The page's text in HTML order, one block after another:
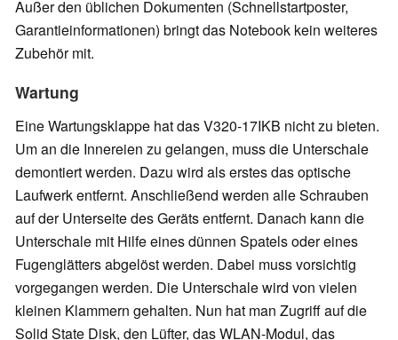
Außer den üblichen Dokumenten (Schnellstartposter,
Garantieinformationen) bringt das Notebook kein weiteres
Zubehör mit.
Wartung
Eine Wartungsklappe hat das V320-17IKB nicht zu bieten.
Um an die Innereien zu gelangen, muss die Unterschale
demontiert werden. Dazu wird als erstes das optische
Laufwerk entfernt. Anschließend werden alle Schrauben
auf der Unterseite des Geräts entfernt. Danach kann die
Unterschale mit Hilfe eines dünnen Spatels oder eines
Fugenglätters abgelöst werden. Dabei muss vorsichtig
vorgegangen werden. Die Unterschale wird von vielen
kleinen Klammern gehalten. Nun hat man Zugriff auf die
Solid State Disk, den Lüfter, das WLAN-Modul, das